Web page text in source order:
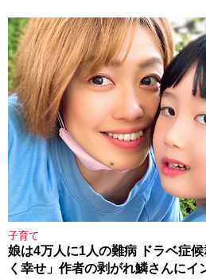
子育て
娘は4万人に1人の難病 ドラベ症
く幸せ」作者の剥がれ鱗さんにイ